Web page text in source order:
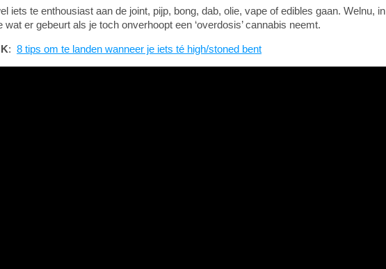
iets te enthousiast aan de joint, pijp, bong, dab, olie, vape of edibles gaan. Welnu, in
er gebeurt als je toch onverhoopt een ‘overdosis’ cannabis neemt.
: 8 tips om te landen wanneer je iets té high/stoned bent